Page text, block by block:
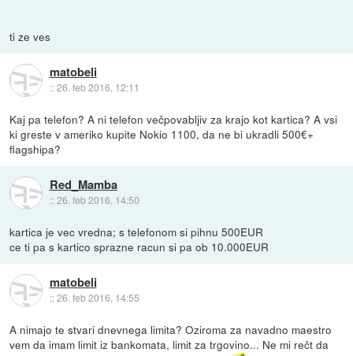
ti ze ves
matobeli
::26. feb 2016, 12:11
Kaj pa telefon? A ni telefon večpovabljiv za krajo kot kartica? A vsi
ki greste v ameriko kupite Nokio 1100, da ne bi ukradli 500€+
flagshipa?
Red_Mamba
::26. feb 2016, 14:50
kartica je vec vredna; s telefonom si pihnu 500EUR
ce ti pa s kartico sprazne racun si pa ob 10.000EUR
matobeli
::26. feb 2016, 14:55
A nimajo te stvari dnevnega limita? Oziroma za navadno maestro
vem da imam limit iz bankomata, limit za trgovino... Ne mi rečt da